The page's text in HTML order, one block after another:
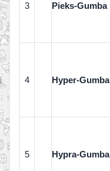
3 Pieks-Gumba
4 Hyper-Gumba
5 Hypra-Gumba